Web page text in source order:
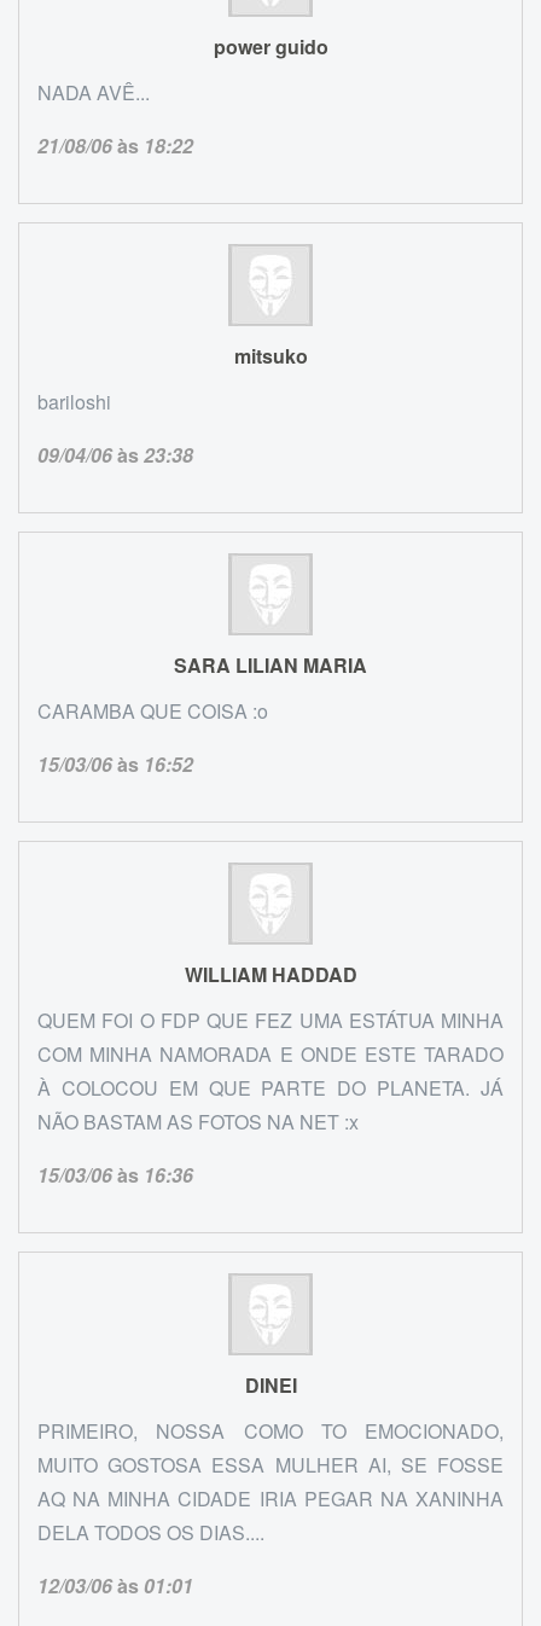
power guido
NADA AVÊ...
21/08/06às 18:22
mitsuko
bariloshi
09/04/06às23:38
SARA LILIAN MARIA
CARAMBA QUE COISA :o
15/03/06às 16:52
WILLIAM HADDAD
QUEM FOI O FDP QUE FEZ UMA ESTÁTUA MINHA
COM MINHA NAMORADA E ONDE ESTE TARADO
À COLOCOU EM QUE PARTE DO PLANETA. JÁ
NÃO BASTAM AS FOTOS NA NET :x
15/03/06às 16:36
DINEI
PRIMEIRO, NOSSA COMO TO EMOCIONADO,
MUITO GOSTOSA ESSA MULHER AI, SE FOSSE
AQ NA MINHA CIDADE IRIA PEGAR NA XANINHA
DELA TODOS OS DIAS....
12/03/06às01:01